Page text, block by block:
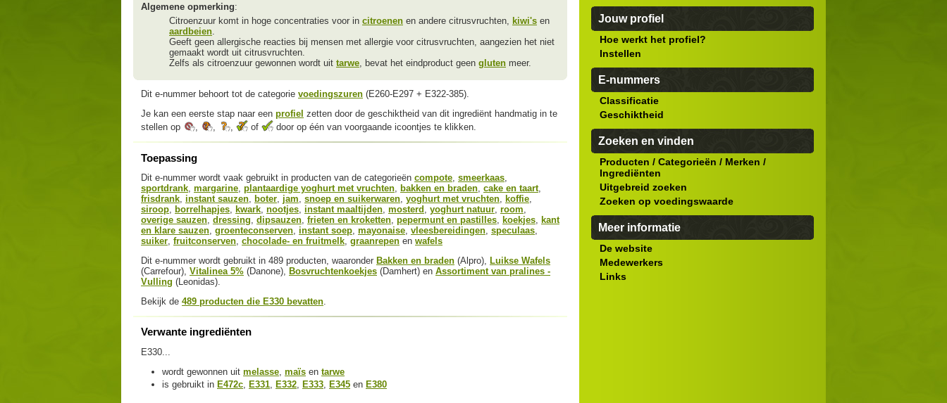
Algemene opmerking:
Citroenzuur komt in hoge concentraties voor in citroenen en andere citrusvruchten, kiwi's en
aardbeien
Geeft geen allergische reacties bij mensen met allergie voor citrusvruchten, aangezien het niet
gemaakt wordt uit citrusvruchten.
Zelfs als citroenzuur gewonnen wordt uit tarwe , bevat het eindproduct geen gluten meer.
Dit e-nummer behoort tot de categorie voedingszuren (E260-E297 + E322-385).
Je kan een eerste stap naar een profiel zetten door de geschiktheid van dit ingrediënt handmatig in te
stellen op
, , , of door op één van voorgaande icoontjes te klikken.
Toepassing
Dit e-nummer wordt vaak gebruikt in producten van de categorieën compote, smeerkaas,
sportdrank, margarine, plantaardige yoghurt met vruchten, bakken en braden, cake en taart,
frisdrank, instant sauzen, boter, jam, snoep en suikerwaren, yoghurt met vruchten, koffie,
siroop, borrelhapjes, kwark, nootjes, instant maaltijden, mosterd , yoghurt natuur, room,
overige sauzen, dressing, dipsauzen, frieten en kroketten, pepermunt en pastilles, koekjes, kant
en klare sauzen, groenteconserven, instant soep, mayonaise, vleesbereidingen, speculaas,
suiker, fruitconserven, chocolade- en fruitmelk, graanrepen en wafels
Dit e-nummer wordt gebruikt in 489 producten, waaronder Bakken en braden (Alpro), Luikse Wafels
(Carrefour), Vitalinea 5% (Danone), Bosvruchtenkoekjes (Damhert) en Assortiment van pralines -
Vulling (Leonidas).
Bekijk de 489 producten die E330 bevatten
Verwante ingrediënten
E330...
wordt gewonnen uit melasse maïs en tarwe
is gebruikt in E472c E331 E332 E333 E345 en E380
Jouw profiel
Hoe werkt het profiel?
Instellen
E-nummers
Classificatie
Geschiktheid
Zoeken en vinden
Producten / Categorieën / Merken /
Ingrediënten
Uitgebreid zoeken
Zoeken op voedingswaarde
Meer informatie
De website
Medewerkers
Links